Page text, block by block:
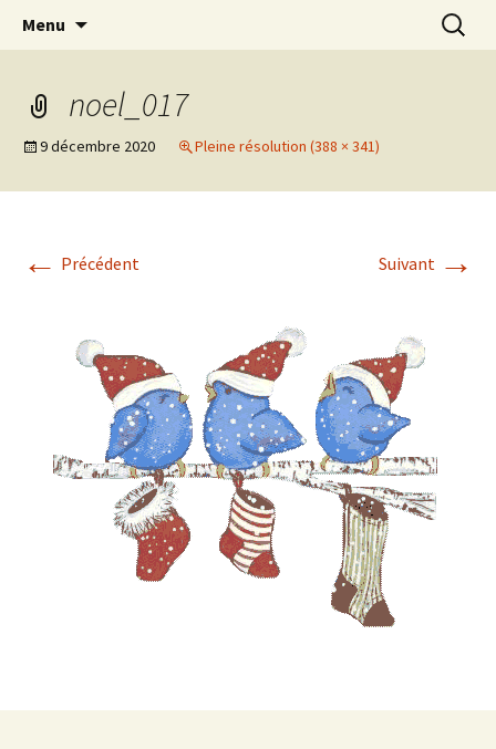
MiaouZdays
Cuisine / Idées Créatives / Petits Bonheurs et
milles autres astuces
Menu
noel_017
9 décembre 2020 Pleine résolution (388 × 341)
← Précédent Suivant →